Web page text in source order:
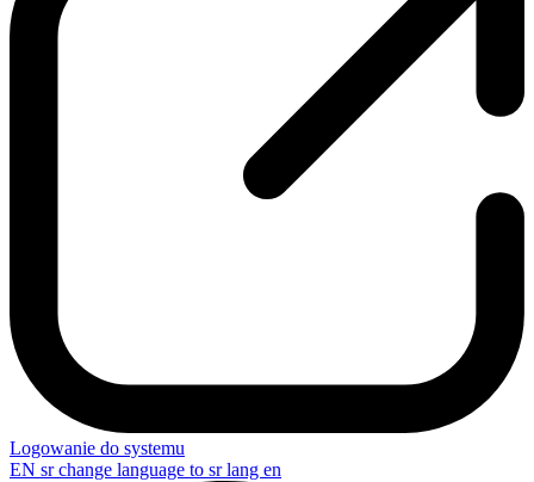
Logowanie do systemu
EN sr change language to sr lang en